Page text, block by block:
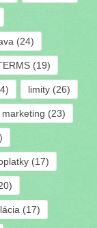
(24)
(19)
limity (26)
marketing (23)
(17)
(17)